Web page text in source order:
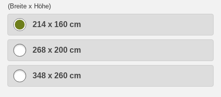
(Breite x Höhe)
214 x 160 cm
268 x 200 cm
348 x 260 cm